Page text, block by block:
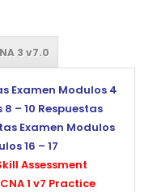
3 v7.0
Examen Modulos 4
– 10 Respuestas
Examen Modulos
16 – 17
Assessment
1 v7 Practice